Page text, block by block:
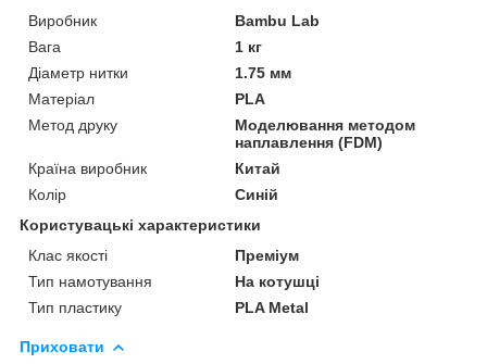
Виробник
Bambu Lab
Вага
1 кг
Діаметр нитки
1.75 мм
Матеріал
PLA
Метод друку
Моделювання методом
наплавлення (FDM)
Країна виробник
Китай
Колір
Синій
Користувацькі характеристики
Клас якості
Преміум
Тип намотування
На котушці
Тип пластику
PLA Metal
Приховати